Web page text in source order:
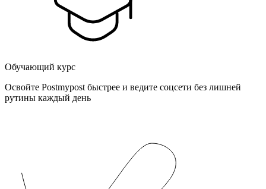
Обучающий курс
Освойте Postmypost быстрее и ведите соцсети без лишней
рутины каждый день